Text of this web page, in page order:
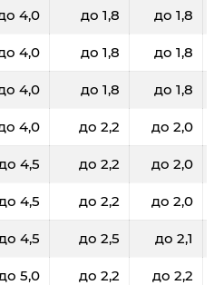
4,0 до 1,8 до 1,8
4,0 до 1,8 до 1,8
4,0 до 1,8 до 1,8
4,0 до 2,2 до 2,0
4,5 до 2,2 до 2,0
4,5 до 2,2 до 2,0
4,5 до 2,5 до 2,1
5,0 до 2,2 до 2,2